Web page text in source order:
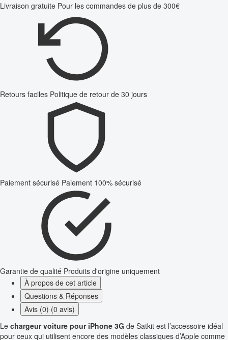
Livraison gratuite Pour les commandes de plus de 300€
Retours faciles Politique de retour de 30 jours
Paiement sécurisé Paiement 100% sécurisé
Garantie de qualité Produits d'origine uniquement
À propos de cet article
Questions & Réponses
Avis (0) (0 avis)
Le chargeur voiture pour iPhone 3G de Satkit est l’accessoire idéal
pour ceux qui utilisent encore des modèles classiques d’Apple comme